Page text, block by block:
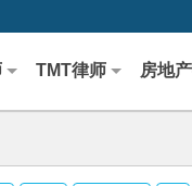
TMT律师 房地